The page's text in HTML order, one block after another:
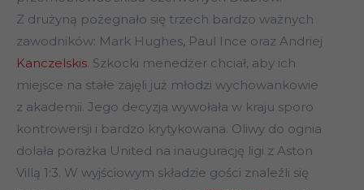
Z drużyną pożegnało się trzech bardzo ważnych
zawodników: Mark Hughes, Paul Ince oraz Andriej
Kanczelskis. Szkocki menedżer chciał, aby ich
miejsce na stałe zajęli już młodzi wychowankowie
z akademii. Jego decyzja wywołała w kraju sporo
kontrowersji i bardzo krytykowana. Oliwy do ognia
dolała porażka United na inaugurację ligi z Aston
Villą 1:3. W wyjściowym składzie gości znaleźli się